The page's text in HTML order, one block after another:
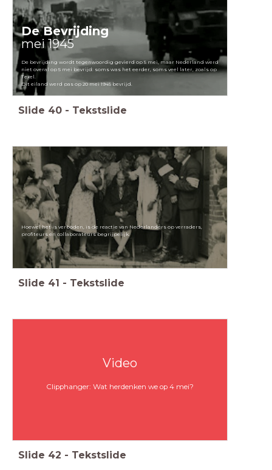
De Bevrijding
mei 1945
De bevrijding wordt tegenwoordig gevierd op 5 mei, maar Nederland werd
niet overal op 5 mei bevrijd: soms was het eerder, soms veel later, zoals op
Texel.
Dit eiland werd pas op 20 mei 1945 bevrijd.
Slide 40 - Tekstslide
Hoewel het is verboden, is de reactie van Nederlanders op verraders,
profiteurs en collaborateurs begrijpelijk.
Slide 41 - Tekstslide
Video
Clipphanger: Wat herdenken we op 4 mei?
Slide 42 - Tekstslide